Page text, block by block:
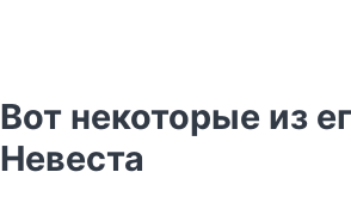
Вот некоторые из
Невеста